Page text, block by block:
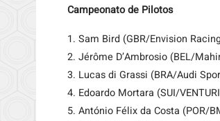
Campeonato de Pilotos
1. Sam Bird (GBR/Envision
2. Jérôme D’Ambrosio (BEL/
3. Lucas di Grassi (BRA/Audi
4. Edoardo Mortara (SUI/
5. António Félix da Costa (POR/